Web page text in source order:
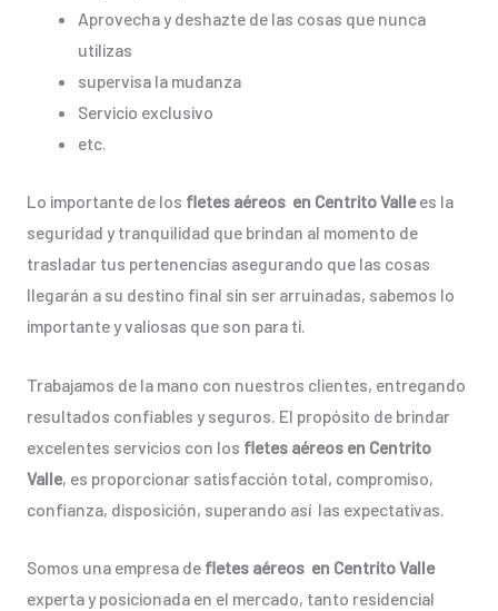
Aprovecha y deshazte de las cosas que nunca
utilizas
supervisa la mudanza
Servicio exclusivo
etc.
Lo importante de los fletes aéreos en Centrito Vallees la
seguridad y tranquilidad que brindan al momento de
trasladar tus pertenencias asegurando que las cosas
llegarán a su destino final sin ser arruinadas, sabemos lo
importante y valiosas que son para ti.
Trabajamos de la mano con nuestros clientes, entregando
resultados confiables y seguros. El propósito de brindar
excelentes servicios con los fletes aéreos en Centrito
Valle, es proporcionar satisfacción total, compromiso,
confianza, disposición, superando así las expectativas.
Somos una empresa de fletes aéreos en Centrito Valle
experta y posicionada en el mercado, tanto residencial